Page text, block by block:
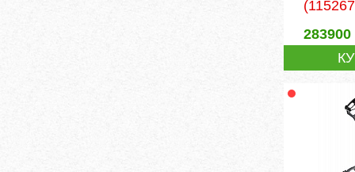
283900